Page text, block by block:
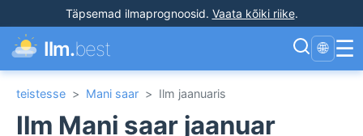
Täpsemad ilmaprognoosid. Vaata kõiki riike.
Ilm.best 🌐 ☰
teistesse > Mani saar > Ilm jaanuaris
Ilm Mani saar jaanuar